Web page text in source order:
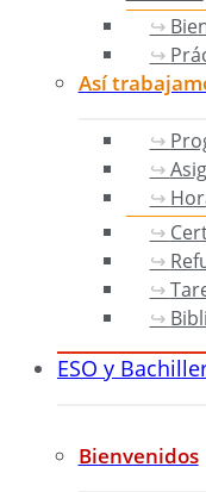
Así
ESO y
Bienvenidos